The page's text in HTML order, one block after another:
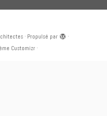
· Propulsé par
·
Customizr·